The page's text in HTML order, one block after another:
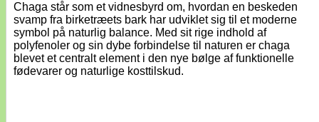
Chaga står som et vidnesbyrd om, hvordan en beskeden
svamp fra birketræets bark har udviklet sig til et moderne
symbol på naturlig balance. Med sit rige indhold af
polyfenoler og sin dybe forbindelse til naturen er chaga
blevet et centralt element i den nye bølge af funktionelle
fødevarer og naturlige kosttilskud.